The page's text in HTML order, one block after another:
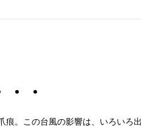
・
。この台風の影響は、いろいろ